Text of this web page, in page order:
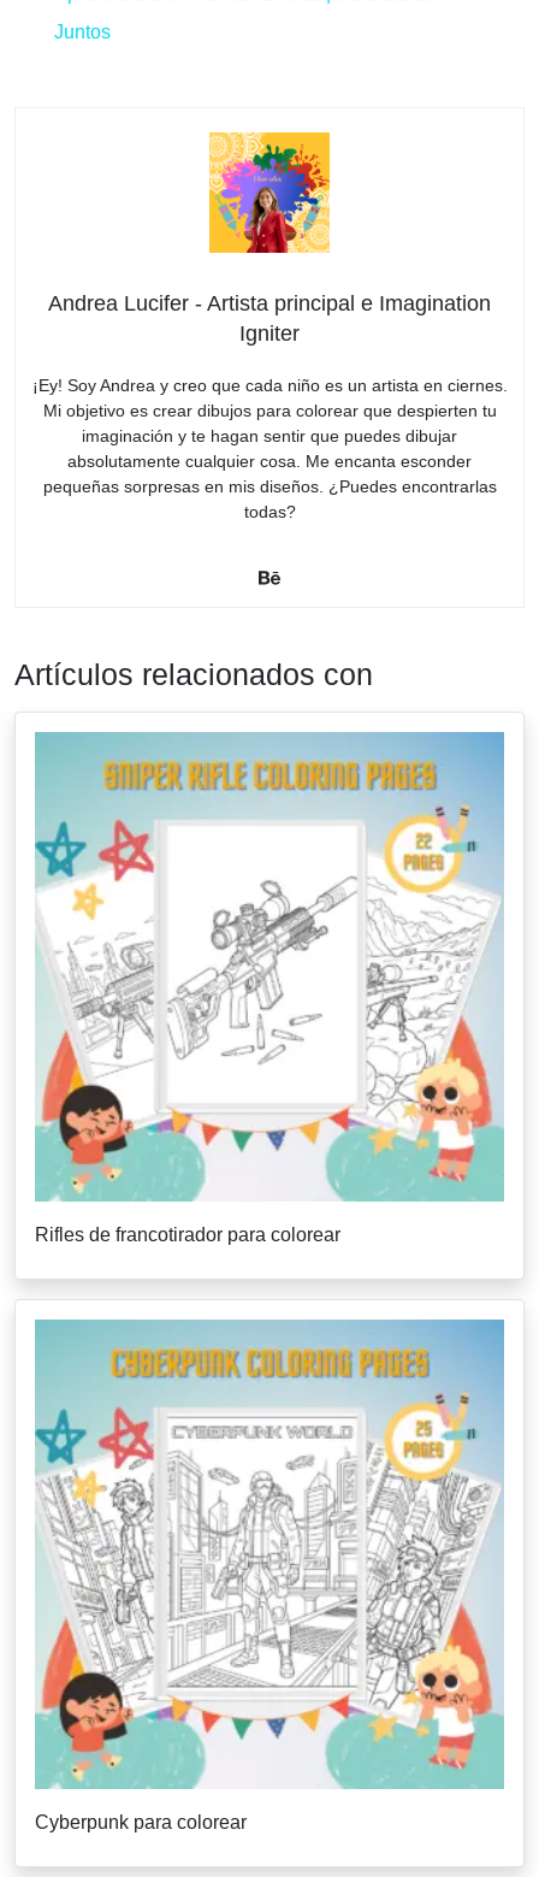
Juntos
Andrea Lucifer - Artista principal e Imagination
Igniter
¡Ey! Soy Andrea y creo que cada niño es un artista en ciernes.
Mi objetivo es crear dibujos para colorear que despierten tu
imaginación y te hagan sentir que puedes dibujar
absolutamente cualquier cosa. Me encanta esconder
pequeñas sorpresas en mis diseños. ¿Puedes encontrarlas
todas?
Artículos relacionados con
Rifles de francotirador para colorear
Cyberpunk para colorear